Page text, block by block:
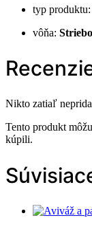
typ produktu:
vôňa:
Nikto zatiaľ
Tento produkt
kúpili.